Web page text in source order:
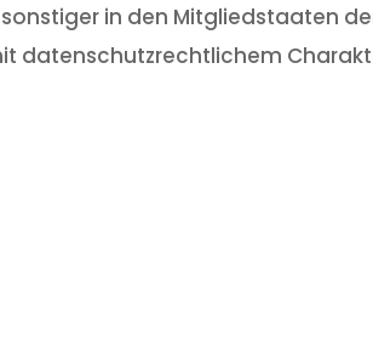
in den Mitgliedstaaten
datenschutzrechtlichem